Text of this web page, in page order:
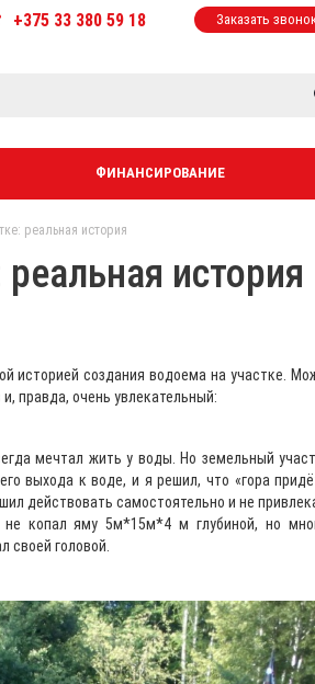
+375 33 380 59 18 Заказать
ФИНАНСИРОВАНИЕ
реальная история
история
историей создания водоема на участке.
правда, очень увлекательный:
мечтал жить у воды. Но земельный
выхода к воде, и я решил, что «гора
действовать самостоятельно и не
не копал яму 5м*15м*4 м глубиной, но
своей головой.